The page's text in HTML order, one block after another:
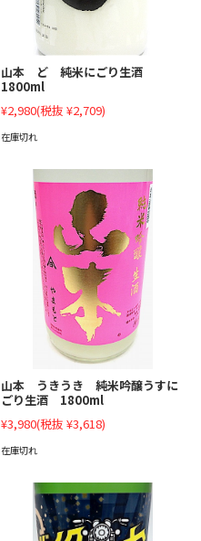
山本 ど 純米にごり生酒
1800ml
¥2,980(税抜 ¥2,709)
在庫切れ
山本 うきうき 純米吟醸うすに
ごり生酒 1800ml
¥3,980(税抜 ¥3,618)
在庫切れ